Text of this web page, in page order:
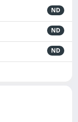
ND
ND
ND